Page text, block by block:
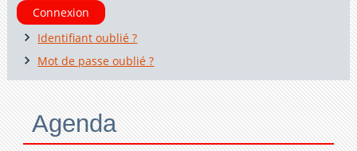
de
passe
Connexion
Identifiant oublié ?
Mot de passe oublié ?
Agenda